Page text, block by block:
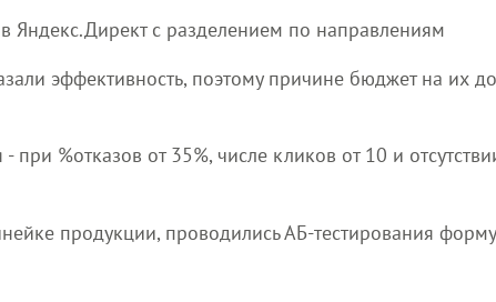
Яндекс.Директ с разделением по направлениям
эффективность, поэтому причине бюджет на их
%отказов от 35%, числе кликов от 10 и
продукции, проводились АБ-тестирования